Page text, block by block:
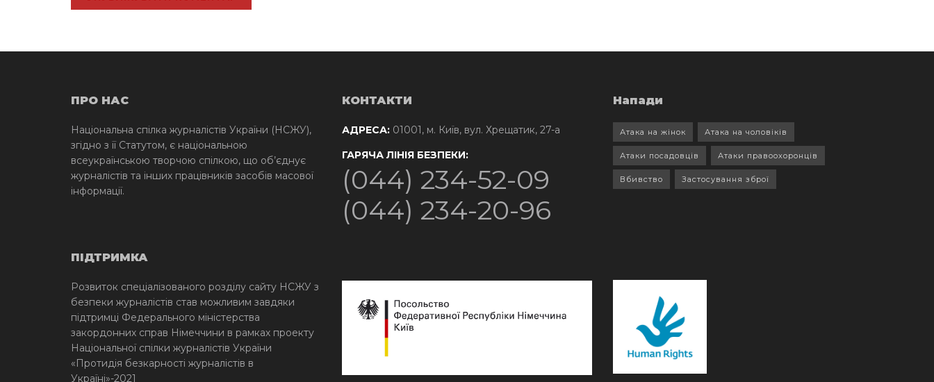
ПРО НАС
Національна спілка журналістів України (НСЖУ),
згідно з її Статутом, є національною
всеукраїнською творчою спілкою, що об’єднує
журналістів та інших працівників засобів масової
інформації.
ПІДТРИМКА
Розвиток спеціалізованого розділу сайту НСЖУ з
безпеки журналістів став можливим завдяки
підтримці Федерального міністерства
закордонних справ Німеччини в рамках проекту
Національної спілки журналістів України
«Протидія безкарності журналістів в
Україні»-2021
КОНТАКТИ
АДРЕСА: 01001, м. Київ, вул. Хрещатик, 27-а
ГАРЯЧА ЛІНІЯ БЕЗПЕКИ:
(044) 234-52-09
(044) 234-20-96
Напади
Атака на жінок Атака на чоловіків
Атаки посадовців Атаки правоохоронців
Вбивство Застосування зброї